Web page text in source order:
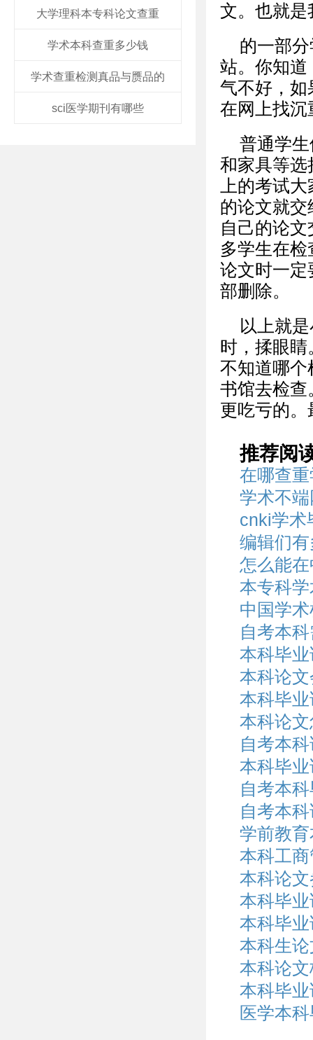
大学理科本专科论文查重
学术本科查重多少钱
学术查重检测真品与赝品的
sci医学期刊有哪些
文。也就是
的一部
站。你知道
气不好，如
在网上找沉
普通学
和家具等选
上的考试
的论文就
自己的论
多学生在
论文时一定
部删除。
以上就
时，揉眼
不知道哪个
书馆去检查
更吃亏的
推荐阅
在哪查
学术不
cnki学术
编辑们
怎么能
本专科
中国学
自考本
本科毕
本科论
本科毕
本科论
自考本
本科毕
自考本
自考本
学前教
本科工
本科论
本科毕
本科毕
本科生
本科论
本科毕
医学本